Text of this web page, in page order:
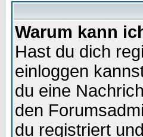
Warum kann
Hast du dich
einloggen
du eine
den
du registriert